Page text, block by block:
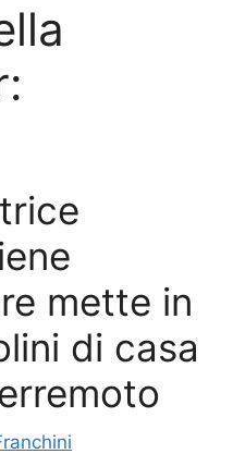
mette in
di casa